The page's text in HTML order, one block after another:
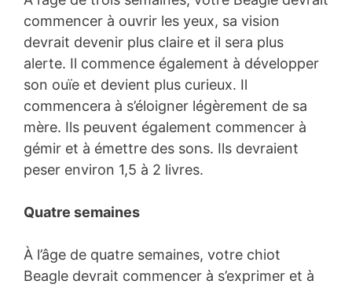
commencer à ouvrir les yeux, sa vision
devrait devenir plus claire et il sera plus
alerte. Il commence également à développer
son ouïe et devient plus curieux. Il
commencera à s’éloigner légèrement de sa
mère. Ils peuvent également commencer à
gémir et à émettre des sons. Ils devraient
peser environ 1,5 à 2 livres.
Quatre semaines
À l’âge de quatre semaines, votre chiot
Beagle devrait commencer à s’exprimer et à